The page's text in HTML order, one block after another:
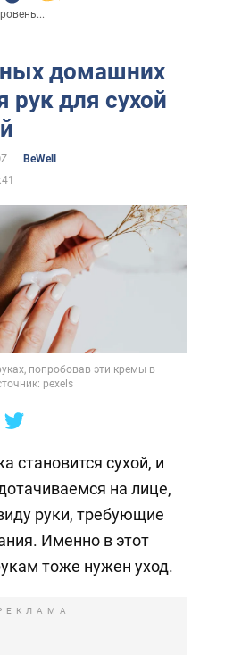
домашних
рук для сухой
BeWell
попробовав эти кремы в
pexels
становится сухой, и
на лице,
руки, требующие
Именно в этот
тоже нужен уход.